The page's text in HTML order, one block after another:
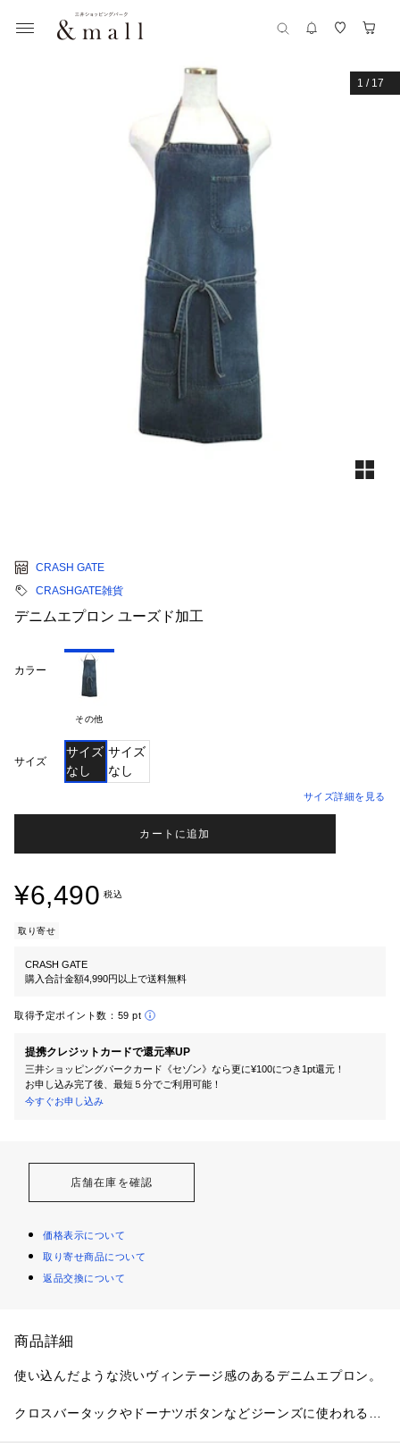
1 / 17
CRASH GATE
CRASHGATE雑貨
デニムエプロン ユーズド加工
カラー
その他
サイズ
サイズ
なし
サイズ
なし
サイズ詳細を見る
カートに追加
¥6,490 税込
取り寄せ
CRASH GATE
購入合計金額4,990円以上で送料無料
取得予定ポイント数： 59 pt
提携クレジットカードで還元率UP
三井ショッピングパークカード《セゾン》なら更に¥100につき1pt還元！
お申し込み完了後、最短５分でご利用可能！
今すぐお申し込み
店舗在庫を確認
価格表示について
取り寄せ商品について
返品交換について
商品詳細
使い込んだような渋いヴィンテージ感のあるデニムエプロン。
クロスバータックやドーナツボタンなどジーンズに使われるパ